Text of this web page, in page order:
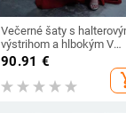
Večerné šaty s
výstrihom a hlbokým V
výstrihom, bez rukávov,
polyesterová tkanina,
2024
90.91 €